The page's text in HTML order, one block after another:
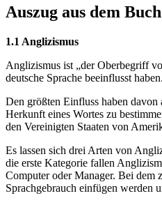
Auszug aus dem Buch
1.1 Anglizismus
Anglizismus ist „der Oberbegriff
deutsche Sprache beeinflusst haben.
Den größten Einfluss haben
Herkunft eines Wortes zu
den Vereinigten Staaten von
Es lassen sich drei Arten von
die erste Kategorie fallen
Computer oder Manager. Bei dem
Sprachgebrauch einfügen werden